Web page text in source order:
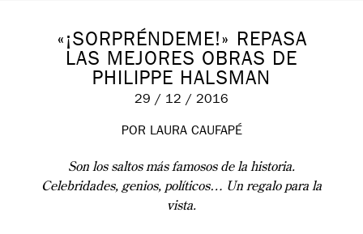
«¡SORPRÉNDEME!» REPASA
LAS MEJORES OBRAS DE
PHILIPPE HALSMAN
29 / 12 / 2016
POR LAURA CAUFAPÉ
Son los saltos más famosos de la historia.
Celebridades, genios, políticos… Un regalo para la
vista.